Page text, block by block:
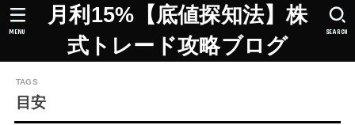
月利15%【底値探知法】株
式トレード攻略ブログ
SEARCH
MENU
目安